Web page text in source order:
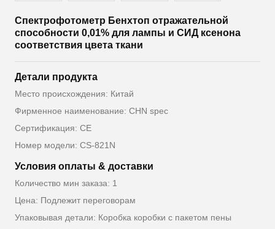
Спектрофотометр Бенхтоп отражательной
способности 0,01% для лампы и СИД ксенона
соответствия цвета ткани
Детали продукта
Место происхождения: Китай
Фирменное наименование: CHN spec
Сертификация: CE
Номер модели: CS-821N
Условия оплаты & доставки
Количество мин заказа: 1
Цена: Подлежит переговорам
Упаковывая детали: Коробка коробки с пакетом пены